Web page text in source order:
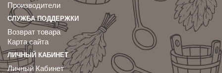
Производители
СЛУЖБА ПОДДЕРЖКИ
Возврат товара
Карта сайта
ЛИЧНЫЙ КАБИНЕТ
Личный Кабинет